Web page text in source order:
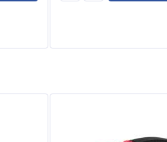
1x18650, ЗУ Type-C,
$3.30
STOP-